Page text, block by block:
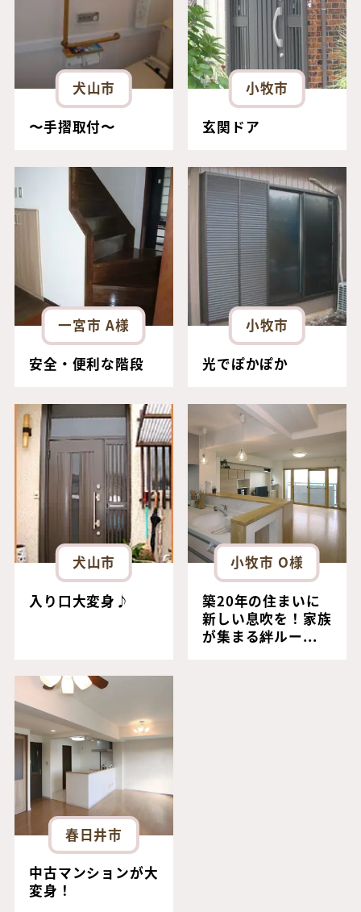
犬山市
〜手摺取付〜
小牧市
玄関ドア
一宮市 A様
安全・便利な階段
小牧市
光でぽかぽか
犬山市
入り口大変身♪
小牧市 O様
築20年の住まいに
新しい息吹を！家族
が集まる絆ルー...
春日井市
中古マンションが大
変身！